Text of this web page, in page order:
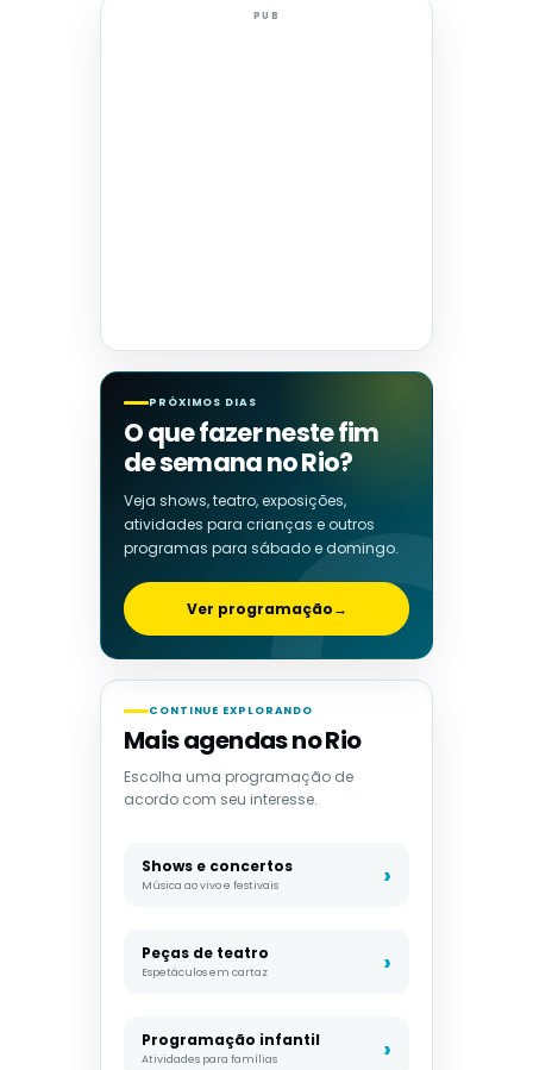
PUB
PRÓXIMOS DIAS
O que fazer neste fim
de semana no Rio?
Veja shows, teatro, exposições,
atividades para crianças e outros
programas para sábado e domingo.
Ver programação→
CONTINUE EXPLORANDO
Mais agendas no Rio
Escolha uma programação de
acordo com seu interesse.
Shows e concertos
Música ao vivo e festivais
Peças de teatro
Espetáculos em cartaz
Programação infantil
Atividades para famílias